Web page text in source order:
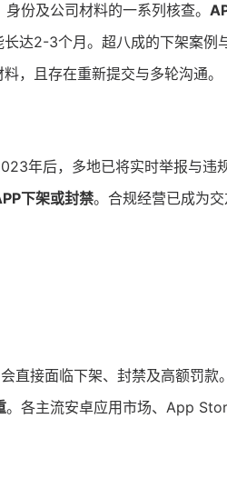
份及公司材料的一系列核查。
长达2-3个月。超八成的下架案例
，且存在重新提交与多轮沟通。
年后，多地已将实时举报与违
下架或封禁。合规经营已成为交
直接面临下架、封禁及高额罚款
。各主流安卓应用市场、App